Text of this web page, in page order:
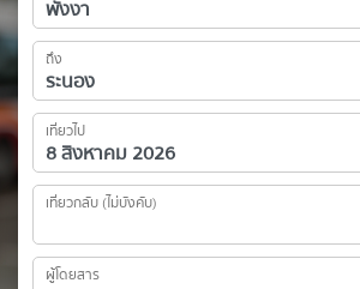
ถึง
เที่ยวไป
เที่ยวกลับ (ไม่บังคับ)
ผู้โดยสาร